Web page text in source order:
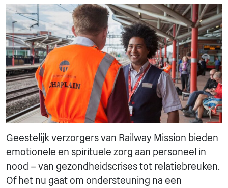
Geestelijk verzorgers van Railway Mission bieden
emotionele en spirituele zorg aan personeel in
nood – van gezondheidscrises tot relatiebreuken.
Of het nu gaat om ondersteuning na een